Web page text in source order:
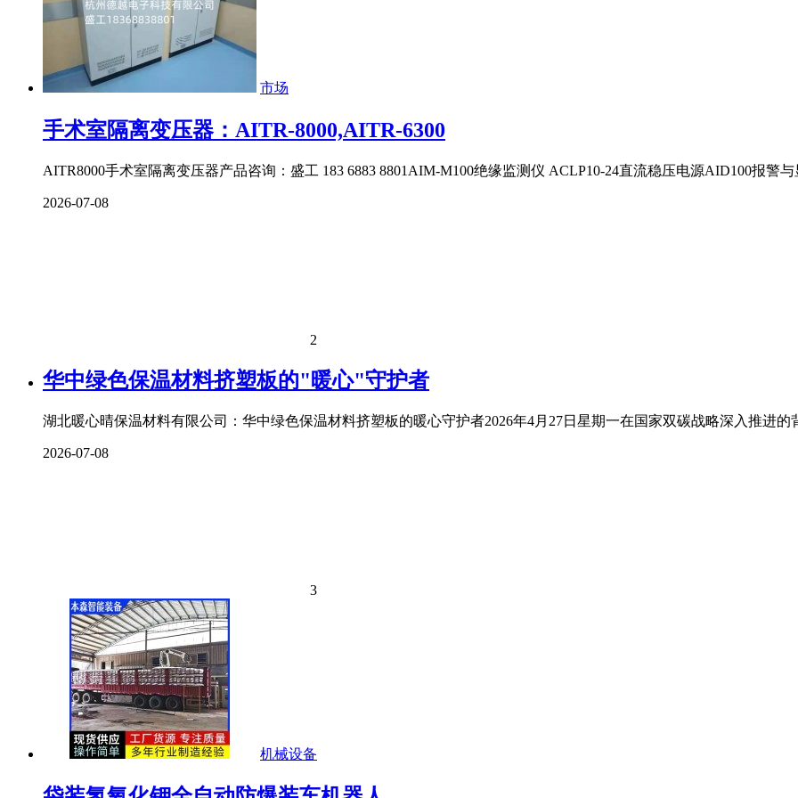
市场
手术室隔离变压器：AITR-8000,AITR-6300
AITR8000手术室隔离变压器产品咨询：盛工 183 6883 8801AIM-M100绝缘监测仪​ ACLP10-24直流稳压电源​AID100报警
2026-07-08
2
华中绿色保温材料挤塑板的"暖心"守护者
湖北暖心晴保温材料有限公司：华中绿色保温材料挤塑板的暖心守护者2026年4月27日星期一在国家双碳战略深入推进的
2026-07-08
3
机械设备